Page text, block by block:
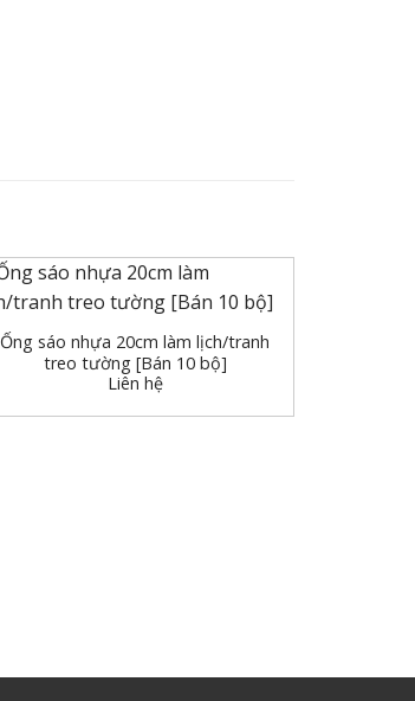
+
Ống sáo nhựa 20cm làm lịch/tranh
treo tường [Bán 10 bộ]
Liên hệ